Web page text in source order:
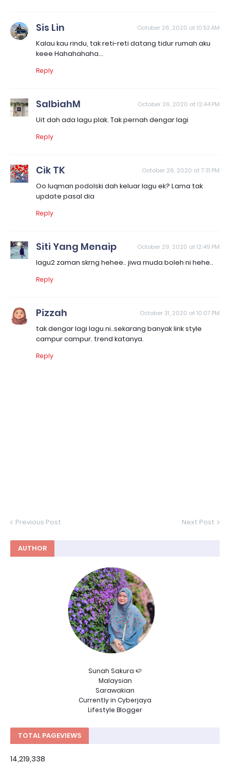
Sis Lin October 26, 2020 at 10:53 AM
Kalau kau rindu, tak reti-reti datang tidur rumah aku
keee Hahahahaha...
Reply
SalbiahM October 26, 2020 at 12:44 PM
Uit dah ada lagu plak. Tak pernah dengar lagi
Reply
Cik TK October 26, 2020 at 7:31 PM
Oo luqman podolski dah keluar lagu ek? Lama tak
update pasal dia
Reply
Siti Yang Menaip October 29, 2020 at 12:49 PM
lagu2 zaman skrng hehee.. jiwa muda boleh ni hehe..
Reply
Pizzah October 31, 2020 at 10:07 PM
tak dengar lagi lagu ni..sekarang banyak lirik style
campur campur. trend katanya.
Reply
Previous Post Next Post
AUTHOR
Sunah Sakura 🍉
Malaysian
Sarawakian
Currently in Cyberjaya
Lifestyle Blogger
TOTAL PAGEVIEWS
14,219,338